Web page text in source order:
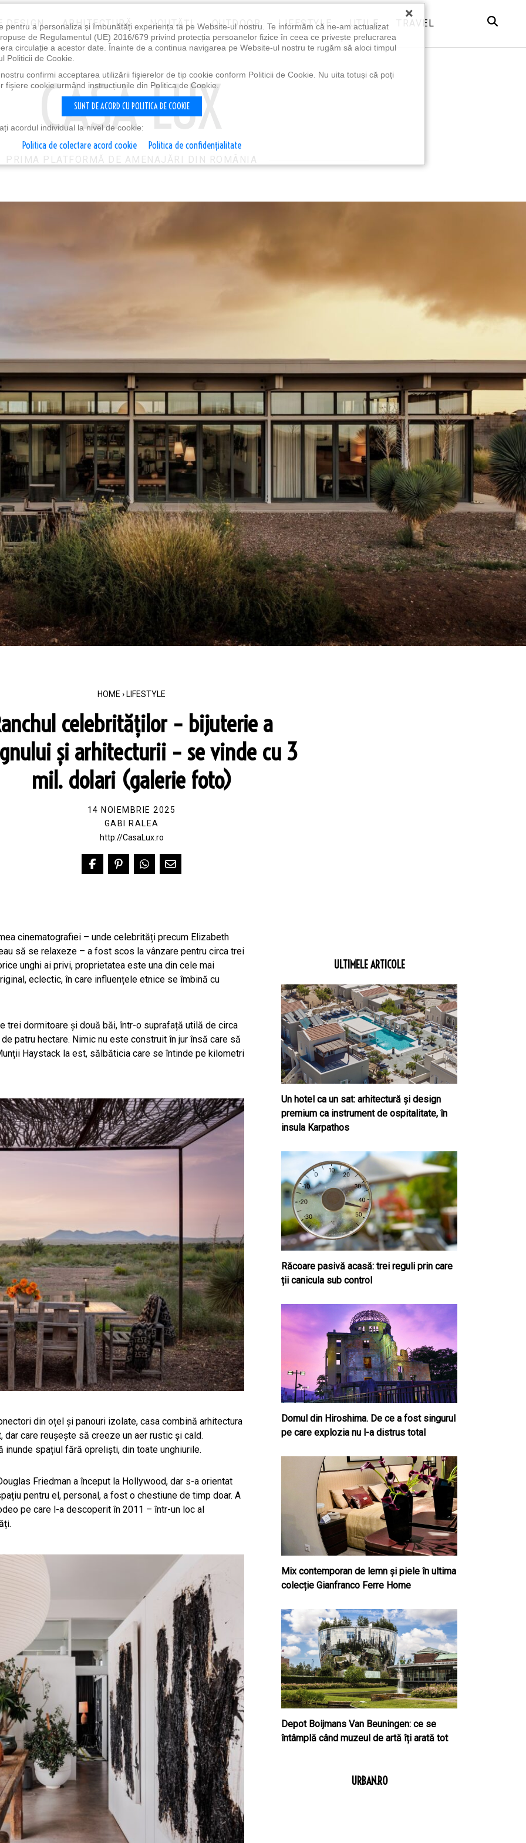
DESIGN ARHITECTURĂ NOUTĂȚI OUTDOOR LIFESTYLE UTILE TRAVEL
PRIMA PLATFORMĂ DE AMENAJĂRI DIN ROMÂNIA
HOME › LIFESTYLE
celebrităților – bijuterie a
și arhitecturii – se vinde cu 3
mil. dolari (galerie foto)
14 NOIEMBRIE 2025
GABI RALEA
http://CasaLux.ro
cinematografiei – unde celebrități precum Elizabeth
să se relaxeze – a fost scos la vânzare pentru circa trei
unghi ai privi, proprietatea este una din cele mai
eclectic, în care influențele etnice se îmbină cu
trei dormitoare și două băi, într-o suprafață utilă de circa
patru hectare. Nimic nu este construit în jur însă care să
Haystack la est, sălbăticia care se întinde pe kilometri
din oțel și panouri izolate, casa combină arhitectura
care reușește să creeze un aer rustic și cald.
spațiul fără opreliști, din toate unghiurile.
Friedman a început la Hollywood, dar s-a orientat
pentru el, personal, a fost o chestiune de timp doar. A
pe care l-a descoperit în 2011 – într-un loc al
ULTIMELE ARTICOLE
Un hotel ca un sat: arhitectură și design
premium ca instrument de ospitalitate, în
insula Karpathos
Răcoare pasivă acasă: trei reguli prin care
ții canicula sub control
Domul din Hiroshima. De ce a fost singurul
pe care explozia nu l-a distrus total
Mix contemporan de lemn şi piele în ultima
colecție Gianfranco Ferre Home
Depot Boijmans Van Beuningen: ce se
întâmplă când muzeul de artă îți arată tot
URBAN.RO
×
pentru a personaliza și îmbunătăți experiența ta pe Website-ul nostru. Te informăm că ne-am actualizat
de Regulamentul (UE) 2016/679 privind protecția persoanelor fizice în ceea ce privește prelucrarea
circulație a acestor date. Înainte de a continua navigarea pe Website-ul nostru te rugăm să aloci timpul
Politicii de Cookie.
confirmi acceptarea utilizării fişierelor de tip cookie conform Politicii de Cookie. Nu uita totuși că poți
cookie urmând instrucțiunile din Politica de Cookie.
SUNT DE ACORD CU POLITICA DE COOKIE
acordul individual la nivel de cookie:
Politica de colectare acord cookie Politica de confidențialitate